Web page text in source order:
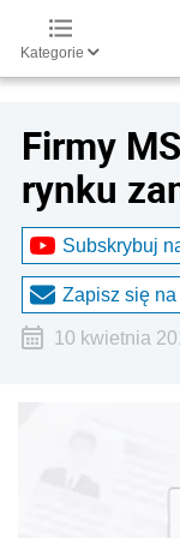
Kategorie
Firmy
rynku
Subskrybuj
Zapisz się
10 kwietnia